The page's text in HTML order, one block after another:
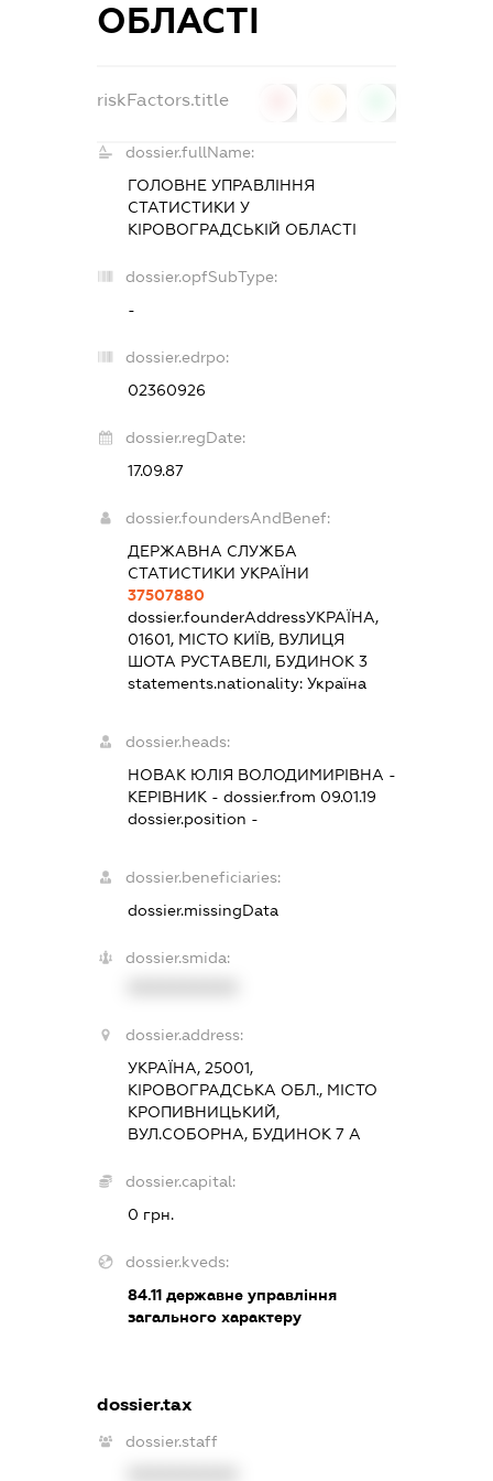
ОБЛАСТІ
riskFactors.title
dossier.fullName:
ГОЛОВНЕ УПРАВЛІННЯ
СТАТИСТИКИ У
КІРОВОГРАДСЬКІЙ ОБЛАСТІ
dossier.opfSubType:
-
dossier.edrpo:
02360926
dossier.regDate:
17.09.87
dossier.foundersAndBenef:
ДЕРЖАВНА СЛУЖБА
СТАТИСТИКИ УКРАЇНИ
37507880
dossier.founderAddressУКРАЇНА,
01601, МІСТО КИЇВ, ВУЛИЦЯ
ШОТА РУСТАВЕЛІ, БУДИНОК 3
statements.nationality: Україна
dossier.heads:
НОВАК ЮЛІЯ ВОЛОДИМИРІВНА -
КЕРІВНИК - dossier.from 09.01.19
dossier.position -
dossier.beneficiaries:
dossier.missingData
dossier.smida:
dossier.address:
УКРАЇНА, 25001,
КІРОВОГРАДСЬКА ОБЛ., МІСТО
КРОПИВНИЦЬКИЙ,
ВУЛ.СОБОРНА, БУДИНОК 7 А
dossier.capital:
0 грн.
dossier.kveds:
84.11державне управління
загального характеру
dossier.tax
dossier.staff